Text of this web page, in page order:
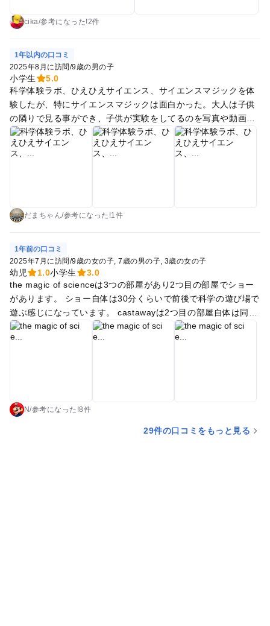
んも一緒でしたが、3階に1カ所授乳できるボックスみたいなも
れの階に設けてくださるとありがたいなと感じました。 第一回
だった今回のイベント。もし次回も開催され、出展ブースの内
容が変わっていたらまた参加したいです。
シのやつをもらったが、説明書ないからできていないwww
cika/参考に なった!2件
1年以内の口コミ
2025年8月に訪問/9歳の男の子
小学生
5.0
科学体験ラボ、ひえひえサイエンス、サイエンスマジックを体
験したが、特にサイエンスマジックは面白かった。大人は子供
の隣りで見る事ができ、子供が実験をしてるのを写真や動画で
撮ることができる。 ふわふわジムは大人も一緒に入る場合には
1000円かかる。小学2年生までは、保護者同伴が必須。 ふらっ
とラボの工作は他の方も書いている通り、小学生の子供なら結
るので中で食事する事も可能。 イベントの時間を上手く組め
イベントを増やすとそれなりの金額になる。
だまちゃん/参考になった!1件
1年前の口コミ
2025年7月に訪問/9歳の女の子 7歳の男の子 3歳の女の子
幼児 1.0小学生
3.0
the magic of scienceは3つの部屋があり2つ目の部屋でショー
があります。 ショー自体は30分くらいで前後で科学の遊び場で
遊ぶ感じになっています。 castawayは2つ目の部屋自体は同じ
ですがショーの内容が違いますが1つ目と3つ目は全く一緒で
す。 3つ目の部屋は途中退場も出来ますが、2回目でも3つ目の
段が高かったりします。 あとは会員だけの学校の授業のような
り、いろんな壁にスタンプを集める方法が貼られています。 集
N/参考になった!8件
29件の口コミをもっと見る